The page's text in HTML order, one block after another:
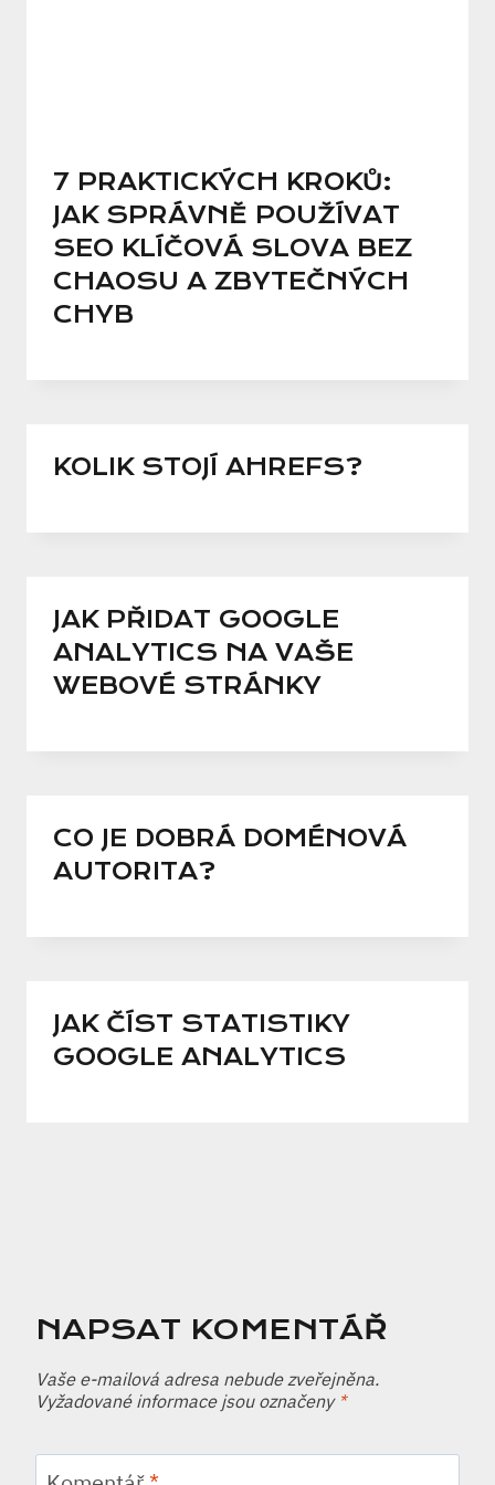
7 PRAKTICKÝCH KROKŮ:
JAK SPRÁVNĚ POUŽÍVAT
SEO KLÍČOVÁ SLOVA BEZ
CHAOSU A ZBYTEČNÝCH
CHYB
KOLIK STOJÍ AHREFS?
JAK PŘIDAT GOOGLE
ANALYTICS NA VAŠE
WEBOVÉ STRÁNKY
CO JE DOBRÁ DOMÉNOVÁ
AUTORITA?
JAK ČÍST STATISTIKY
GOOGLE ANALYTICS
NAPSAT KOMENTÁŘ
Vaše e-mailová adresa nebude zveřejněna.
Vyžadované informace jsou označeny *